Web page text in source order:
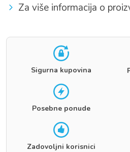
Za više informacija o
Sigurna kupovina
Posebne ponude
Zadovoljni korisnici